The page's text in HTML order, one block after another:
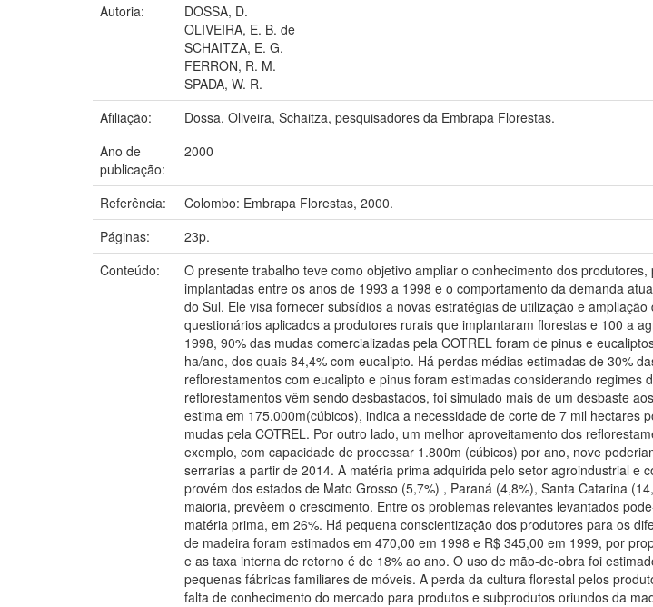
Autoria:
DOSSA, D.
OLIVEIRA, E. B. de
SCHAITZA, E. G.
FERRON, R. M.
SPADA, W. R.
Afiliação:
Dossa, Oliveira, Schaitza, pesquisadores da Embrapa Florestas.
Ano de
publicação:
2000
Referência:
Colombo: Embrapa Florestas, 2000.
Páginas:
23p.
Conteúdo:
O presente trabalho teve como objetivo ampliar o conhecimento dos
implantadas entre os anos de 1993 a 1998 e o comportamento da demanda
do Sul. Ele visa fornecer subsídios a novas estratégias de utilização e
questionários aplicados a produtores rurais que implantaram florestas e 100 a
1998, 90% das mudas comercializadas pela COTREL foram de pinus e
ha/ano, dos quais 84,4% com eucalipto. Há perdas médias estimadas de 30%
reflorestamentos com eucalipto e pinus foram estimadas considerando
reflorestamentos vêm sendo desbastados, foi simulado mais de um desbaste
estima em 175.000m(cúbicos), indica a necessidade de corte de 7 mil
mudas pela COTREL. Por outro lado, um melhor aproveitamento dos
exemplo, com capacidade de processar 1.800m (cúbicos) por ano, nove
serrarias a partir de 2014. A matéria prima adquirida pelo setor agroindustrial
provém dos estados de Mato Grosso (5,7%) , Paraná (4,8%), Santa Catarina
maioria, prevêem o crescimento. Entre os problemas relevantes levantados
matéria prima, em 26%. Há pequena conscientização dos produtores para os
de madeira foram estimados em 470,00 em 1998 e R$ 345,00 em 1999, por
e as taxa interna de retorno é de 18% ao ano. O uso de mão-de-obra foi
pequenas fábricas familiares de móveis. A perda da cultura florestal pelos
falta de conhecimento do mercado para produtos e subprodutos oriundos da